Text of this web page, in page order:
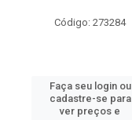
Código: 273284
Faça seu login ou
cadastre-se para
ver preços e